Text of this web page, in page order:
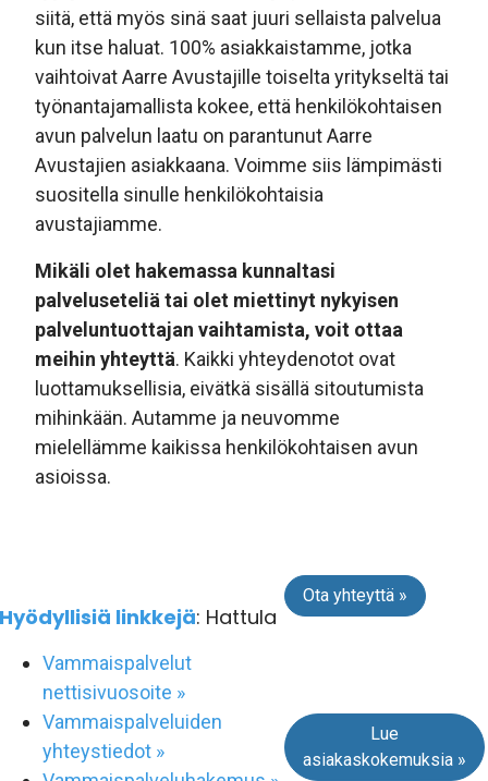
linkkejä: Hattula
Vammaispalvelut
nettisivuosoite »
Vammaispalveluiden
yhteystiedot »
Ota yhteyttä »
Lue
asiakaskokemuksia »
siitä, että myös sinä saat juuri sellaista palvelua
kun itse haluat. 100% asiakkaistamme, jotka
vaihtoivat Aarre Avustajille toiselta yritykseltä tai
työnantajamallista kokee, että henkilökohtaisen
avun palvelun laatu on parantunut Aarre
Avustajien asiakkaana. Voimme siis lämpimästi
suositella sinulle henkilökohtaisia
avustajiamme.
Mikäli olet hakemassa kunnaltasi
palveluseteliä tai olet miettinyt nykyisen
palveluntuottajan vaihtamista, voit ottaa
meihin yhteyttä. Kaikki yhteydenotot ovat
luottamuksellisia, eivätkä sisällä sitoutumista
mihinkään. Autamme ja neuvomme
mielellämme kaikissa henkilökohtaisen avun
asioissa.